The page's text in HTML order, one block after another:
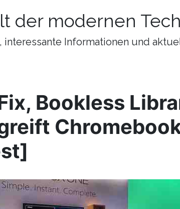
der modernen
Informationen und
Bookless